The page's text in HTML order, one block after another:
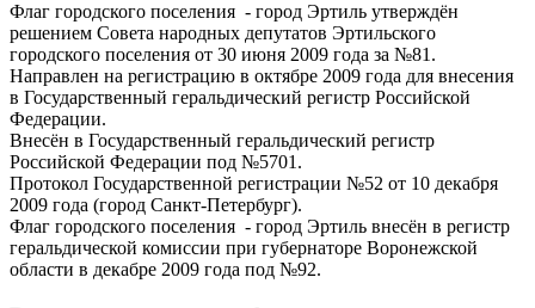
Флаг городского поселения - город Эртиль утверждён
решением Совета народных депутатов Эртильского
городского поселения от 30 июня 2009 года за №81.
Направлен на регистрацию в октябре 2009 года для внесения
в Государственный геральдический регистр Российской
Федерации.
Внесён в Государственный геральдический регистр
Российской Федерации под №5701.
Протокол Государственной регистрации №52 от 10 декабря
2009 года (город Санкт-Петербург).
Флаг городского поселения - город Эртиль внесён в регистр
геральдической комиссии при губернаторе Воронежской
области в декабре 2009 года под №92.